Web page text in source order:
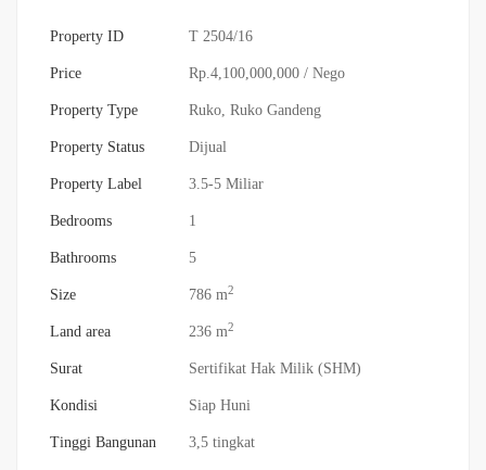
Property ID T 2504/16
Price Rp.4,100,000,000 / Nego
Property Type Ruko, Ruko Gandeng
Property Status Dijual
Property Label 3.5-5 Miliar
Bedrooms 1
Bathrooms 5
Size 786 m2
Land area 236 m2
Surat Sertifikat Hak Milik (SHM)
Kondisi Siap Huni
Tinggi Bangunan 3,5 tingkat